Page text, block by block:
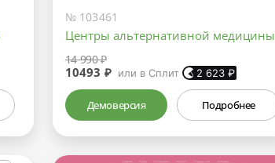
№ 103461
Центры альтернативной медицины
14 990 ₽
10493 ₽ или в Сплит 2 623 ₽
Демоверсия Подробнее